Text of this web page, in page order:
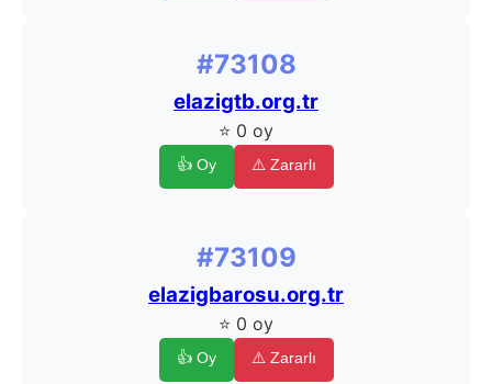
#73108
elazigtb.org.tr
⭐ 0 oy
👍 Oy ⚠️ Zararlı
#73109
elazigbarosu.org.tr
⭐ 0 oy
👍 Oy ⚠️ Zararlı